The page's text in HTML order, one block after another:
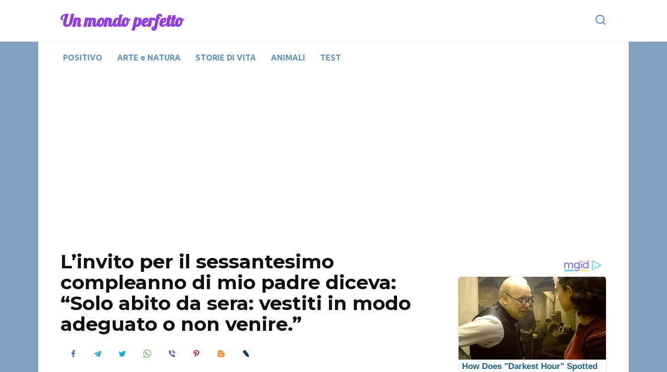
Un mondo perfetto
POSITIVO ARTE e NATURA STORIE DI VITA ANIMALI TEST
L’invito per il sessantesimo
compleanno di mio padre diceva:
“Solo abito da sera: vestiti in modo
adeguato o non venire.”